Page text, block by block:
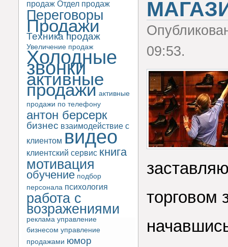
продаж Отдел продаж
Переговоры
Продажи
Техника продаж
Увеличение продаж
Холодные
звонки
активные
продажи активные
продажи по телефону
антон берсерк
бизнес взаимодействие с
клиентом видео
клиентский сервис книга
мотивация
обучение подбор
персонала психология
работа с
возражениями
реклама управление
бизнесом управление
продажами юмор
09:53.
торговом